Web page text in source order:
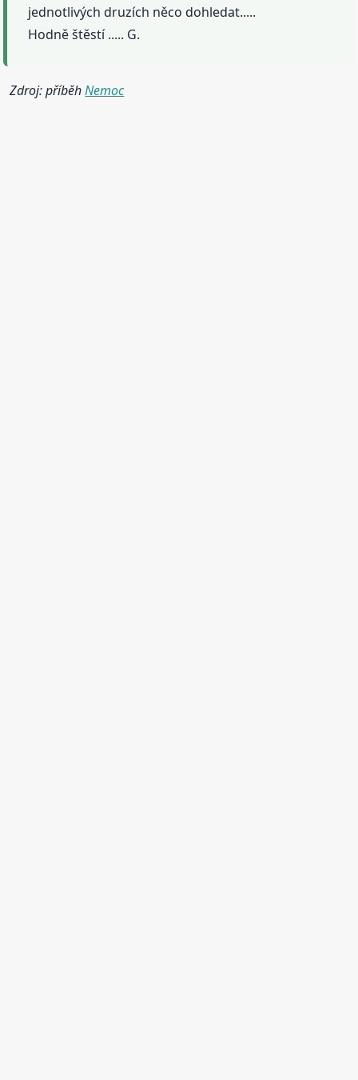
jednotlivých druzích něco dohledat.....
Hodně štěstí ..... G.
Zdroj: příběhNemoc